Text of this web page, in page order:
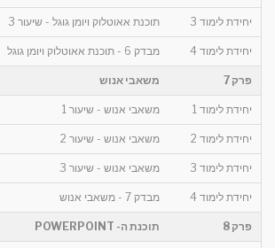
יחידת לימוד 3 תוכנת אאוטלוק ויומן גוגל - שיעור 3
יחידת לימוד 4 מבדק 6 - תוכנת אאוטלוק ויומן גוגל
פרק 7 משאבי אנוש
יחידת לימוד 1 משאבי אנוש - שיעור 1
יחידת לימוד 2 משאבי אנוש - שיעור 2
יחידת לימוד 3 משאבי אנוש - שיעור 3
יחידת לימוד 4 מבדק 7 - משאבי אנוש
פרק 8 תוכנת ה- POWERPOINT